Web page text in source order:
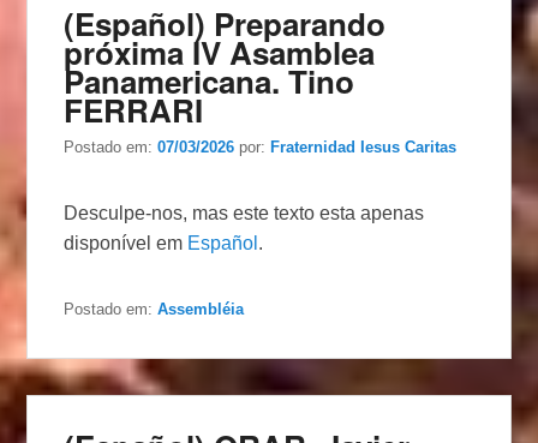
(Español) Preparando
próxima IV Asamblea
Panamericana. Tino
FERRARI
Postado em:07/03/2026 por: Fraternidad Iesus Caritas
Desculpe-nos, mas este texto esta apenas
disponível em Español .
Postado em: Assembléia